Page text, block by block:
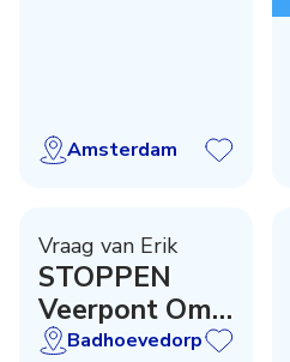
Amsterdam
Vraag van Erik
STOPPEN
Veerpont Ome
Piet - Hoe nu
Badhoevedorp